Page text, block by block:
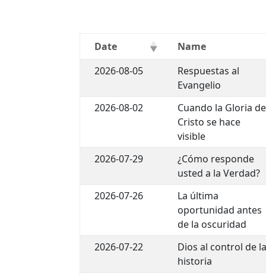
Date
Name
2026-08-05
Respuestas al
Evangelio
2026-08-02
Cuando la Gloria de
Cristo se hace
visible
2026-07-29
¿Cómo responde
usted a la Verdad?
2026-07-26
La última
oportunidad antes
de la oscuridad
2026-07-22
Dios al control de
historia